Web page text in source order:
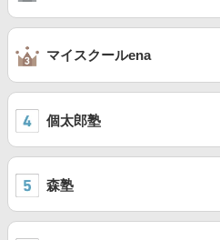
マイスクールena
個太郎塾
森塾